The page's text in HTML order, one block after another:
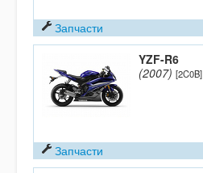
Запчасти
YZF-R6
(2007) [2C0B]
Запчасти